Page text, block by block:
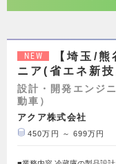
NEW
【埼玉/
ニア(省エネ新
設計・開発エンジ
動車）
アクア株式会社
450万円 ～ 699万円